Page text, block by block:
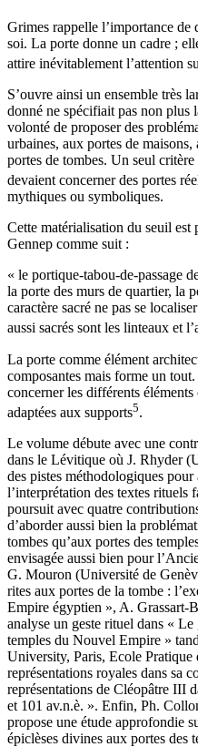
Grimes rappelle l’importance de
soi. La porte donne un cadre ;
attire inévitablement l’attention
S’ouvre ainsi un ensemble très
donné ne spécifiait pas non plus
volonté de proposer des
urbaines, aux portes de
portes de tombes. Un seul
devaient concerner des portes
mythiques ou symboliques.
Cette matérialisation du seuil est
Gennep comme suit :
« le portique-tabou-de-passage
la porte des murs de quartier, la
caractère sacré ne pas se
aussi sacrés sont les linteaux et
La porte comme élément
composantes mais forme un
concerner les différents
adaptées aux supports5.
Le volume débute avec une
dans le Lévitique où J. Rhyder
des pistes méthodologiques
l’interprétation des textes rituels
poursuit avec quatre
d’aborder aussi bien la
tombes qu’aux portes des
envisagée aussi bien pour
G. Mouron (Université de
rites aux portes de la tombe :
Empire égyptien », A. Grassart-
analyse un geste rituel dans « Le
temples du Nouvel Empire »
University, Paris, Ecole Pratique
représentations royales dans sa
représentations de Cléopâtre III
et 101 av.n.è. ». Enfin, Ph.
propose une étude approfondie
épiclèses divines aux portes des